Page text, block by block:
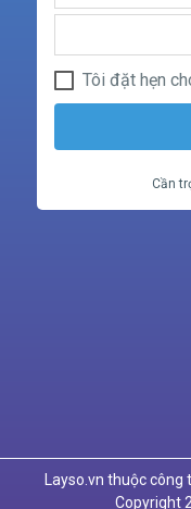
Tôi đặt hẹn
Cần
Layso.vn thuộc
Copyright